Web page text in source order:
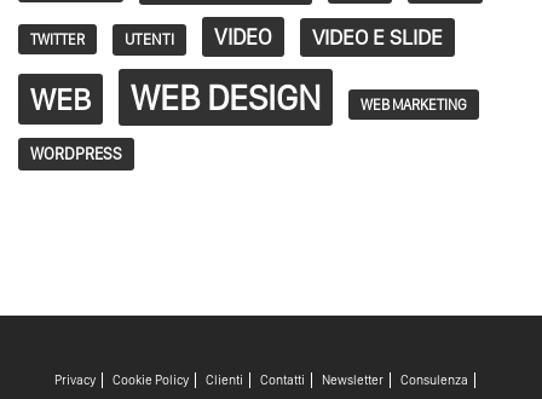
TWITTER UTENTI VIDEO VIDEO E SLIDE
WEB WEB DESIGN WEB MARKETING
WORDPRESS
Privacy Cookie Policy Clienti Contatti Newsletter Consulenza